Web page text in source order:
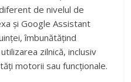
de nivelul de
și Google Assistant
îmbunătățind
zilnică, inclusiv
motorii sau funcționale.